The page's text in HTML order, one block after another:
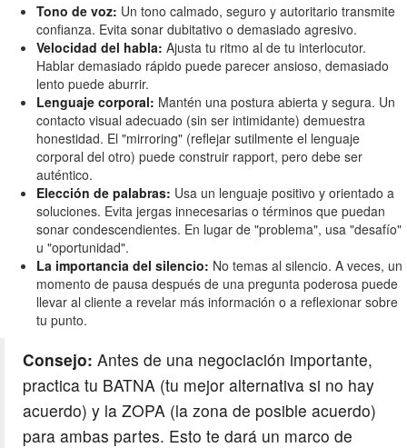
Tono de voz: Un tono calmado, seguro y autoritario transmite
confianza. Evita sonar dubitativo o demasiado agresivo.
Velocidad del habla: Ajusta tu ritmo al de tu interlocutor.
Hablar demasiado rápido puede parecer ansioso, demasiado
lento puede aburrir.
Lenguaje corporal: Mantén una postura abierta y segura. Un
contacto visual adecuado (sin ser intimidante) demuestra
honestidad. El "mirroring" (reflejar sutilmente el lenguaje
corporal del otro) puede construir rapport, pero debe ser
auténtico.
Elección de palabras: Usa un lenguaje positivo y orientado a
soluciones. Evita jergas innecesarias o términos que puedan
sonar condescendientes. En lugar de "problema", usa "desafío"
u "oportunidad".
La importancia del silencio: No temas al silencio. A veces, un
momento de pausa después de una pregunta poderosa puede
llevar al cliente a revelar más información o a reflexionar sobre
tu punto.
Consejo: Antes de una negociación importante,
practica tu BATNA (tu mejor alternativa si no hay
acuerdo) y la ZOPA (la zona de posible acuerdo)
para ambas partes. Esto te dará un marco de